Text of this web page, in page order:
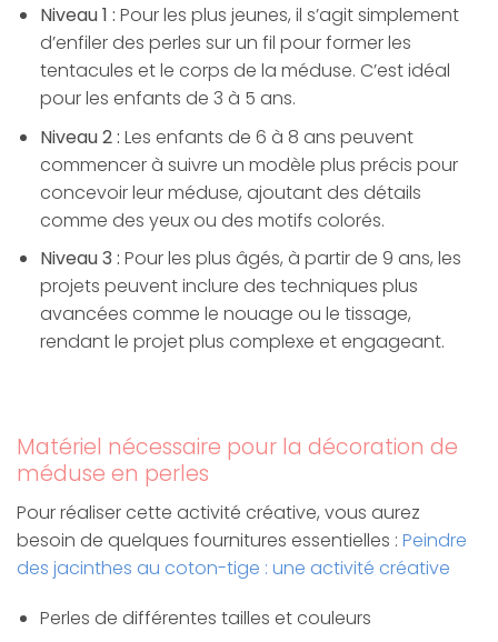
Niveau 1 : Pour les plus jeunes, il s’agit simplement
d’enfiler des perles sur un fil pour former les
tentacules et le corps de la méduse. C’est idéal
pour les enfants de 3 à 5 ans.
Niveau 2 : Les enfants de 6 à 8 ans peuvent
commencer à suivre un modèle plus précis pour
concevoir leur méduse, ajoutant des détails
comme des yeux ou des motifs colorés.
Niveau 3 : Pour les plus âgés, à partir de 9 ans, les
projets peuvent inclure des techniques plus
avancées comme le nouage ou le tissage,
rendant le projet plus complexe et engageant.
Matériel nécessaire pour la décoration de
méduse en perles
Pour réaliser cette activité créative, vous aurez
besoin de quelques fournitures essentielles : Peindre
des jacinthes au coton-tige : une activité créative
Perles de différentes tailles et couleurs